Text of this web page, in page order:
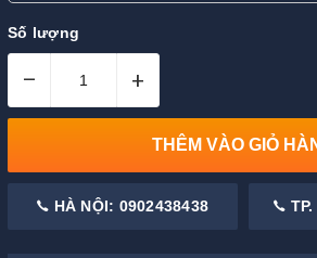
Số lượng
– +
THÊM VÀO GIỎ
HÀ NỘI: 0902438438